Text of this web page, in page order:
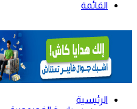
القائمة
الرئيسية